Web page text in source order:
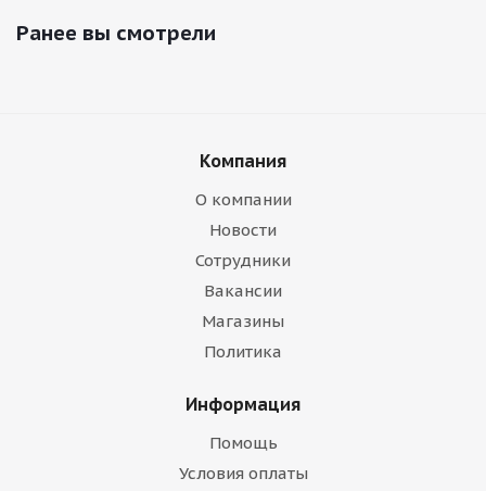
Ранее вы смотрели
Компания
О компании
Новости
Сотрудники
Вакансии
Магазины
Политика
Информация
Помощь
Условия оплаты